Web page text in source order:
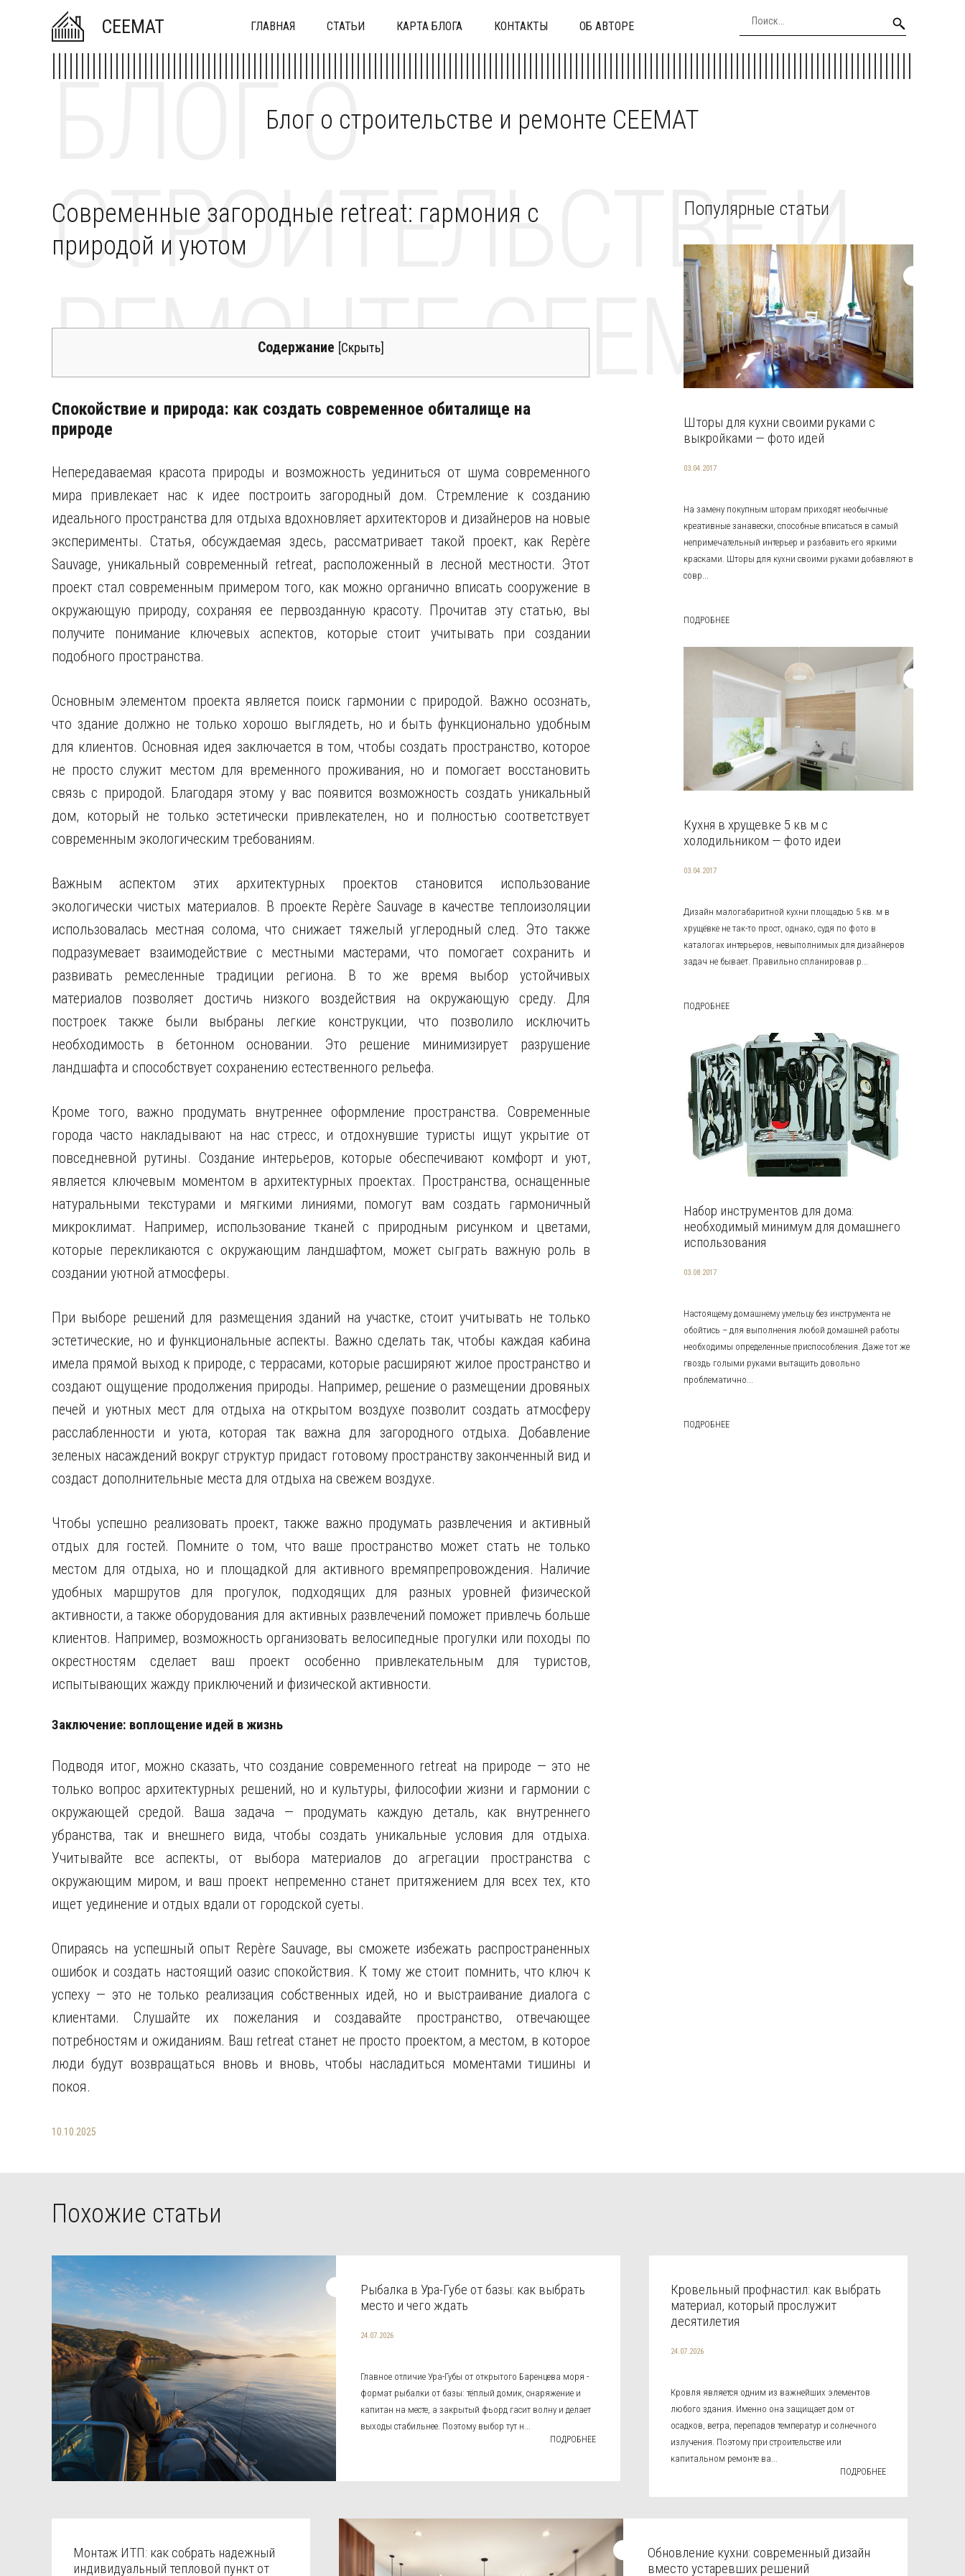
CEEMAT ГЛАВНАЯ СТАТЬИ КАРТА БЛОГА КОНТАКТЫ ОБ АВТОРЕ
Блог о строительстве и ремонте CEEMAT
БЛОГ О
СТРОИТЕЛЬСТВЕ И
РЕМОНТЕ CEEMAT
Современные загородные retreat: гармония с
природой и уютом
Содержание [Скрыть]
Спокойствие и природа: как создать современное обиталище на
природе
Непередаваемая красота природы и возможность уединиться от шума современного
мира привлекает нас к идее построить загородный дом. Стремление к созданию
идеального пространства для отдыха вдохновляет архитекторов и дизайнеров на новые
эксперименты. Статья, обсуждаемая здесь, рассматривает такой проект, как Repère
Sauvage, уникальный современный retreat, расположенный в лесной местности. Этот
проект стал современным примером того, как можно органично вписать сооружение в
окружающую природу, сохраняя ее первозданную красоту. Прочитав эту статью, вы
получите понимание ключевых аспектов, которые стоит учитывать при создании
подобного пространства.
Основным элементом проекта является поиск гармонии с природой. Важно осознать,
что здание должно не только хорошо выглядеть, но и быть функционально удобным
для клиентов. Основная идея заключается в том, чтобы создать пространство, которое
не просто служит местом для временного проживания, но и помогает восстановить
связь с природой. Благодаря этому у вас появится возможность создать уникальный
дом, который не только эстетически привлекателен, но и полностью соответствует
современным экологическим требованиям.
Важным аспектом этих архитектурных проектов становится использование
экологически чистых материалов. В проекте Repère Sauvage в качестве теплоизоляции
использовалась местная солома, что снижает тяжелый углеродный след. Это также
подразумевает взаимодействие с местными мастерами, что помогает сохранить и
развивать ремесленные традиции региона. В то же время выбор устойчивых
материалов позволяет достичь низкого воздействия на окружающую среду. Для
построек также были выбраны легкие конструкции, что позволило исключить
необходимость в бетонном основании. Это решение минимизирует разрушение
ландшафта и способствует сохранению естественного рельефа.
Кроме того, важно продумать внутреннее оформление пространства. Современные
города часто накладывают на нас стресс, и отдохнувшие туристы ищут укрытие от
повседневной рутины. Создание интерьеров, которые обеспечивают комфорт и уют,
является ключевым моментом в архитектурных проектах. Пространства, оснащенные
натуральными текстурами и мягкими линиями, помогут вам создать гармоничный
микроклимат. Например, использование тканей с природным рисунком и цветами,
которые перекликаются с окружающим ландшафтом, может сыграть важную роль в
создании уютной атмосферы.
При выборе решений для размещения зданий на участке, стоит учитывать не только
эстетические, но и функциональные аспекты. Важно сделать так, чтобы каждая кабина
имела прямой выход к природе, с террасами, которые расширяют жилое пространство и
создают ощущение продолжения природы. Например, решение о размещении дровяных
печей и уютных мест для отдыха на открытом воздухе позволит создать атмосферу
расслабленности и уюта, которая так важна для загородного отдыха. Добавление
зеленых насаждений вокруг структур придаст готовому пространству законченный вид и
создаст дополнительные места для отдыха на свежем воздухе.
Чтобы успешно реализовать проект, также важно продумать развлечения и активный
отдых для гостей. Помните о том, что ваше пространство может стать не только
местом для отдыха, но и площадкой для активного времяпрепровождения. Наличие
удобных маршрутов для прогулок, подходящих для разных уровней физической
активности, а также оборудования для активных развлечений поможет привлечь больше
клиентов. Например, возможность организовать велосипедные прогулки или походы по
окрестностям сделает ваш проект особенно привлекательным для туристов,
испытывающих жажду приключений и физической активности.
Заключение: воплощение идей в жизнь
Подводя итог, можно сказать, что создание современного retreat на природе — это не
только вопрос архитектурных решений, но и культуры, философии жизни и гармонии с
окружающей средой. Ваша задача — продумать каждую деталь, как внутреннего
убранства, так и внешнего вида, чтобы создать уникальные условия для отдыха.
Учитывайте все аспекты, от выбора материалов до агрегации пространства с
окружающим миром, и ваш проект непременно станет притяжением для всех тех, кто
ищет уединение и отдых вдали от городской суеты.
Опираясь на успешный опыт Repère Sauvage, вы сможете избежать распространенных
ошибок и создать настоящий оазис спокойствия. К тому же стоит помнить, что ключ к
успеху — это не только реализация собственных идей, но и выстраивание диалога с
клиентами. Слушайте их пожелания и создавайте пространство, отвечающее
потребностям и ожиданиям. Ваш retreat станет не просто проектом, а местом, в которое
люди будут возвращаться вновь и вновь, чтобы насладиться моментами тишины и
покоя.
10.10.2025
Популярные статьи
Шторы для кухни своими руками с
выкройками — фото идей
03.04.2017
На замену покупным шторам приходят необычные
креативные занавески, способные вписаться в самый
непримечательный интерьер и разбавить его яркими
красками. Шторы для кухни своими руками добавляют в
совр...
ПОДРОБНЕЕ
Кухня в хрущевке 5 кв м с
холодильником — фото идеи
03.04.2017
Дизайн малогабаритной кухни площадью 5 кв. м в
хрущёвке не так-то прост, однако, судя по фото в
каталогах интерьеров, невыполнимых для дизайнеров
задач не бывает. Правильно спланировав р...
ПОДРОБНЕЕ
Набор инструментов для дома:
необходимый минимум для домашнего
использования
03.08.2017
Настоящему домашнему умельцу без инструмента не
обойтись – для выполнения любой домашней работы
необходимы определенные приспособления. Даже тот же
гвоздь голыми руками вытащить довольно
проблематично...
ПОДРОБНЕЕ
Похожие статьи
Рыбалка в Ура-Губе от базы: как выбрать
место и чего ждать
24.07.2026
Главное отличие Ура-Губы от открытого Баренцева моря -
формат рыбалки от базы: тёплый домик, снаряжение и
капитан на месте, а закрытый фьорд гасит волну и делает
выходы стабильнее. Поэтому выбор тут н...
ПОДРОБНЕЕ
Кровельный профнастил: как выбрать
материал, который прослужит
десятилетия
24.07.2026
Кровля является одним из важнейших элементов
любого здания. Именно она защищает дом от
осадков, ветра, перепадов температур и солнечного
излучения. Поэтому при строительстве или
капитальном ремонте ва...
ПОДРОБНЕЕ
Монтаж ИТП: как собрать надежный
индивидуальный тепловой пункт от
Обновление кухни: современный дизайн
вместо устаревших решений